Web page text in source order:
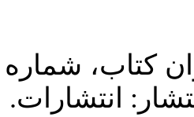
کتاب، شماره
انتشارات.